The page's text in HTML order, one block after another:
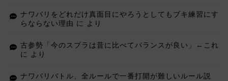
ナワバリをどれだけ真面目にやろうとしてもブキ練習にす
らならない理由 に より
古参勢「今のスプラは昔に比べてバランスが良い」←これ
に より
ナワバリバトル、全ルールで一番打開が難しいルール説